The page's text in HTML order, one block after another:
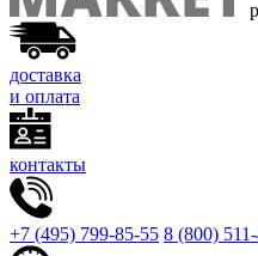
доставка
и оплата
контакты
+7 (495) 799-85-55 8 (800)